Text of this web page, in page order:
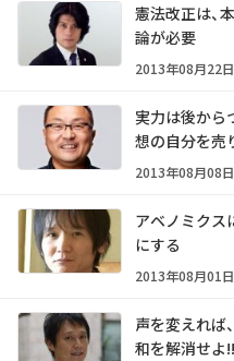
憲法改正は、
論が必要
2013年08月22
実力は後から
想の自分を売
2013年08月08
アベノミクス
にする
2013年08月01
声を変えれば
和を解消せよ!!